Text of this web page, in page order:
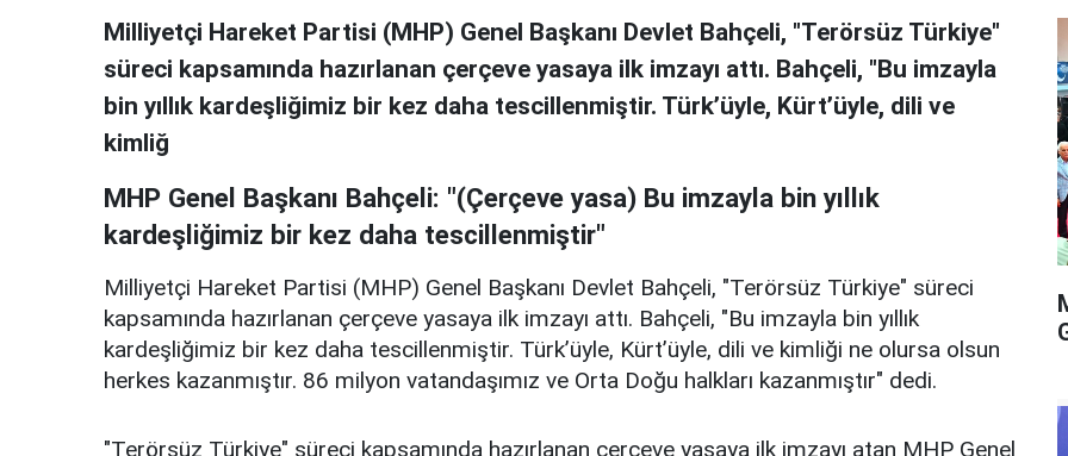
Milliyetçi Hareket Partisi (MHP) Genel Başkanı Devlet Bahçeli, "Terörsüz Türkiye"
süreci kapsamında hazırlanan çerçeve yasaya ilk imzayı attı. Bahçeli, "Bu imzayla
bin yıllık kardeşliğimiz bir kez daha tescillenmiştir. Türk’üyle, Kürt’üyle, dili ve
kimliğ
MHP Genel Başkanı Bahçeli: "(Çerçeve yasa) Bu imzayla bin yıllık
kardeşliğimiz bir kez daha tescillenmiştir"
Milliyetçi Hareket Partisi (MHP) Genel Başkanı Devlet Bahçeli, "Terörsüz Türkiye" süreci
kapsamında hazırlanan çerçeve yasaya ilk imzayı attı. Bahçeli, "Bu imzayla bin yıllık
kardeşliğimiz bir kez daha tescillenmiştir. Türk’üyle, Kürt’üyle, dili ve kimliği ne olursa olsun
herkes kazanmıştır. 86 milyon vatandaşımız ve Orta Doğu halkları kazanmıştır" dedi.
"Terörsüz Türkiye" süreci kapsamında hazırlanan çerçeve yasaya ilk imzayı atan MHP Genel